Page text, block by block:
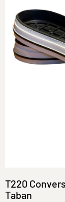
T220
Taban